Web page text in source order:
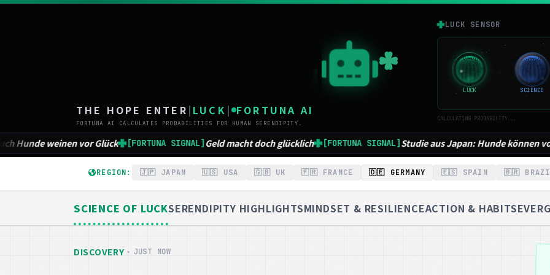
THE
THE HOPE ENTER | LUCK | FORTUNA AI
FORTUNA AI CALCULATES PROBABILITIES FOR HUMAN SERENDIPITY.
LUCK SENSOR
LUCK SCIENCE
CALCULATING PROBABILITY...
Geld macht doch glücklich [FORTUNA SIGNAL]Studie aus Japan: Hunde können vor Glück weinen
REGION: 🇯🇵 JAPAN 🇺🇸 USA 🇬🇧 UK 🇫🇷 FRANCE 🇩🇪 GERMANY 🇪🇸 SPAIN 🇧🇷
SCIENCE OF LUCKSERENDIPITY HIGHLIGHTSMINDSET & RESILIENCEACTION & HABITS
DISCOVERY ・ JUST NOW